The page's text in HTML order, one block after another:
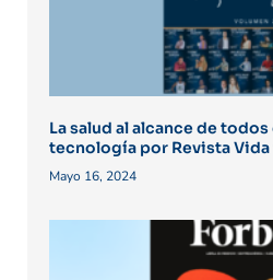
La salud al alcance de
tecnología por Revista Vida
Mayo 16, 2024